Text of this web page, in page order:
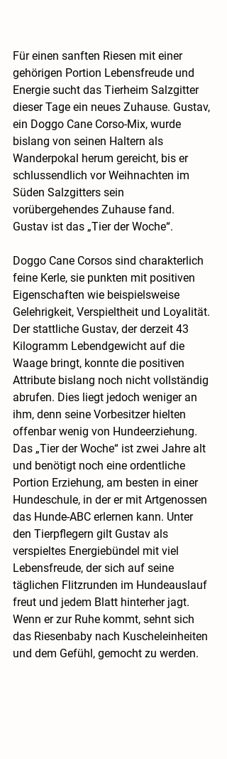
Für einen sanften Riesen mit einer
gehörigen Portion Lebensfreude und
Energie sucht das Tierheim Salzgitter
dieser Tage ein neues Zuhause. Gustav,
ein Doggo Cane Corso-Mix, wurde
bislang von seinen Haltern als
Wanderpokal herum gereicht, bis er
schlussendlich vor Weihnachten im
Süden Salzgitters sein
vorübergehendes Zuhause fand.
Gustav ist das „Tier der Woche“.
Doggo Cane Corsos sind charakterlich
feine Kerle, sie punkten mit positiven
Eigenschaften wie beispielsweise
Gelehrigkeit, Verspieltheit und Loyalität.
Der stattliche Gustav, der derzeit 43
Kilogramm Lebendgewicht auf die
Waage bringt, konnte die positiven
Attribute bislang noch nicht vollständig
abrufen. Dies liegt jedoch weniger an
ihm, denn seine Vorbesitzer hielten
offenbar wenig von Hundeerziehung.
Das „Tier der Woche“ ist zwei Jahre alt
und benötigt noch eine ordentliche
Portion Erziehung, am besten in einer
Hundeschule, in der er mit Artgenossen
das Hunde-ABC erlernen kann. Unter
den Tierpflegern gilt Gustav als
verspieltes Energiebündel mit viel
Lebensfreude, der sich auf seine
täglichen Flitzrunden im Hundeauslauf
freut und jedem Blatt hinterher jagt.
Wenn er zur Ruhe kommt, sehnt sich
das Riesenbaby nach Kuscheleinheiten
und dem Gefühl, gemocht zu werden.